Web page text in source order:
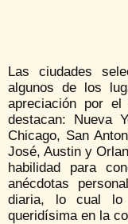
Las ciudades
algunos de los
apreciación por el
destacan: Nueva
Chicago, San
José, Austin y
habilidad para
anécdotas
diaria, lo cual lo
queridísima en la